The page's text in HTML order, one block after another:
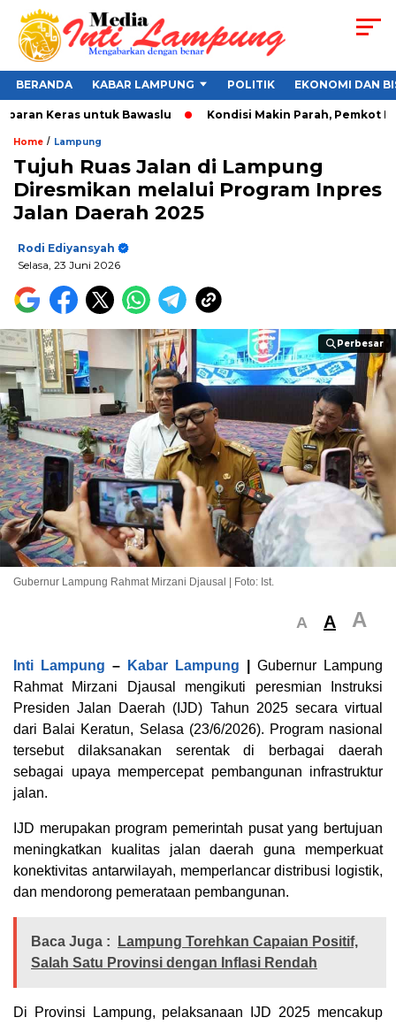
BERANDA KABAR LAMPUNG POLITIK EKONOMI DAN
Keras untuk Bawaslu Kondisi Makin Parah, Pemkot
Home / Lampung
Tujuh Ruas Jalan di Lampung
Diresmikan melalui Program Inpres
Jalan Daerah 2025
Rodi Ediyansyah
Selasa, 23 Juni 2026
Perbesar
Perbesar
Gubernur Lampung Rahmat Mirzani Djausal | Foto: Ist.
A A A
Inti Lampung – Kabar Lampung
Gubernur Lampung
Rahmat Mirzani Djausal mengikuti peresmian Instruksi
Presiden Jalan Daerah (IJD) Tahun 2025 secara virtual
dari Balai Keratun, Selasa (23/6/2026). Program nasional
tersebut dilaksanakan serentak di berbagai daerah
sebagai upaya mempercepat pembangunan infrastruktur
jalan.
IJD merupakan program pemerintah pusat yang bertujuan
meningkatkan kualitas jalan daerah guna memperkuat
konektivitas antarwilayah, memperlancar distribusi logistik,
dan mendorong pemerataan pembangunan.
Baca Juga :
Lampung Torehkan Capaian Positif,
Salah Satu Provinsi dengan Inflasi Rendah
Di Provinsi Lampung, pelaksanaan IJD 2025 mencakup